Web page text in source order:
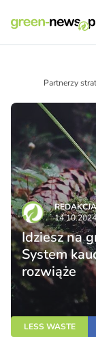
Partnerzy
Idziesz na
System
rozwiąże
LESS WASTE